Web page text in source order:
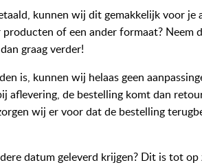
kunnen wij dit gemakkelijk voor je
of een ander formaat? Neem
graag verder!
is, kunnen wij helaas geen
aflevering, de bestelling komt dan
wij er voor dat de bestelling
datum geleverd krijgen? Dit is tot